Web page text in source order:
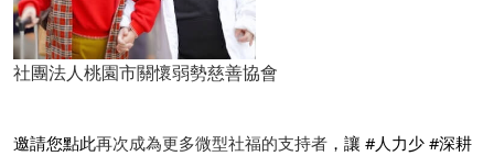
社團法人桃園市關懷弱勢慈善協會
邀請您點此再次成為更多微型社福的支持者 ，讓 #人力少 #深耕